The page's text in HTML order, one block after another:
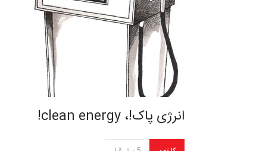
انرژی پاک!، clean energy!